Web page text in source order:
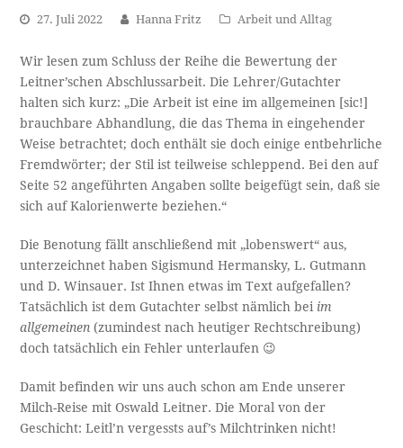
27. Juli 2022 Hanna Fritz Arbeit und Alltag
Wir lesen zum Schluss der Reihe die Bewertung der
Leitner’schen Abschlussarbeit. Die Lehrer/Gutachter
halten sich kurz: „Die Arbeit ist eine im allgemeinen [sic!]
brauchbare Abhandlung, die das Thema in eingehender
Weise betrachtet; doch enthält sie doch einige entbehrliche
Fremdwörter; der Stil ist teilweise schleppend. Bei den auf
Seite 52 angeführten Angaben sollte beigefügt sein, daß sie
sich auf Kalorienwerte beziehen.“
Die Benotung fällt anschließend mit „lobenswert“ aus,
unterzeichnet haben Sigismund Hermansky, L. Gutmann
und D. Winsauer. Ist Ihnen etwas im Text aufgefallen?
Tatsächlich ist dem Gutachter selbst nämlich bei im
allgemeinen(zumindest nach heutiger Rechtschreibung)
doch tatsächlich ein Fehler unterlaufen 😉
Damit befinden wir uns auch schon am Ende unserer
Milch-Reise mit Oswald Leitner. Die Moral von der
Geschicht: Leitl’n vergessts auf’s Milchtrinken nicht!